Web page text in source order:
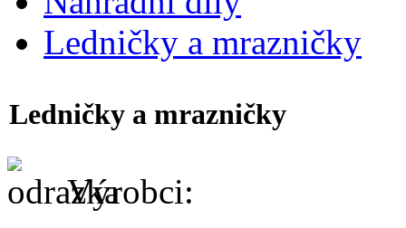
Ledničky a mrazničky
Ledničky a mrazničky
Výrobci: